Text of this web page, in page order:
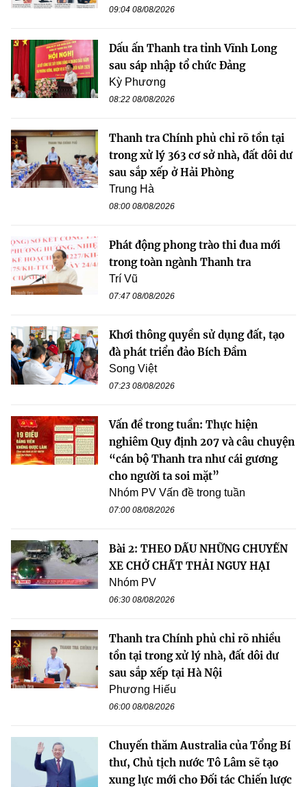
09:04 08/08/2026
Dấu ấn Thanh tra tỉnh Vĩnh Long
sau sáp nhập tổ chức Đảng
Kỳ Phương
08:22 08/08/2026
Thanh tra Chính phủ chỉ rõ tồn tại
trong xử lý 363 cơ sở nhà, đất dôi dư
sau sắp xếp ở Hải Phòng
Trung Hà
08:00 08/08/2026
Phát động phong trào thi đua mới
trong toàn ngành Thanh tra
Trí Vũ
07:47 08/08/2026
Khơi thông quyền sử dụng đất, tạo
đà phát triển đảo Bích Đầm
Song Việt
07:23 08/08/2026
Vấn đề trong tuần: Thực hiện
nghiêm Quy định 207 và câu chuyện
“cán bộ Thanh tra như cái gương
cho người ta soi mặt”
Nhóm PV Vấn đề trong tuần
07:00 08/08/2026
Bài 2: THEO DẤU NHỮNG CHUYẾN
XE CHỞ CHẤT THẢI NGUY HẠI
Nhóm PV
06:30 08/08/2026
Thanh tra Chính phủ chỉ rõ nhiều
tồn tại trong xử lý nhà, đất dôi dư
sau sắp xếp tại Hà Nội
Phương Hiếu
06:00 08/08/2026
Chuyến thăm Australia của Tổng Bí
thư, Chủ tịch nước Tô Lâm sẽ tạo
xung lực mới cho Đối tác Chiến lược